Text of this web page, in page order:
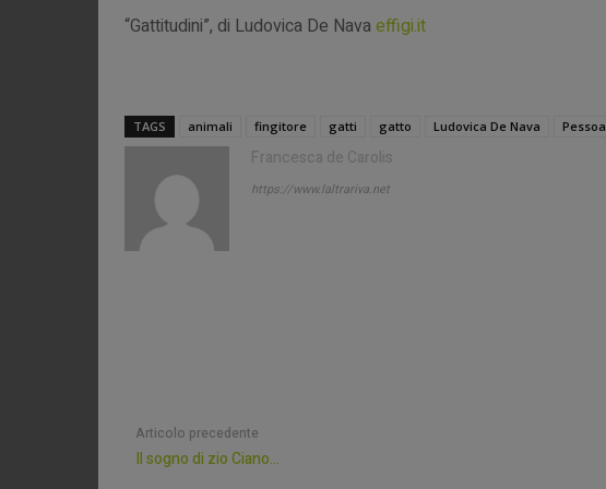
“Gattitudini”, di Ludovica De Nava effigi.it
TAGS animali fingitore gatti gatto Ludovica De Nava Pessoa
Francesca de Carolis
https://www.laltrariva.net
Articolo precedente
Il sogno di zio Ciano…